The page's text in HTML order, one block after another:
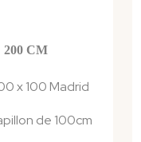
CM
x 100 Madrid
de 100cm